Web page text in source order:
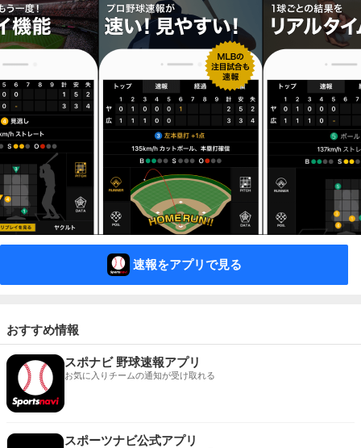
速報をアプリで見る
おすすめ情報
スポナビ 野球速報アプリ
お気に入りチームの通知が受け取れる
スポーツナビ公式アプリ